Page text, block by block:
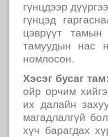
гүнцдээр
гүнцэд
цэврүүт
тамуудын нас
номлосон.
Хэсэг бусаг там:
ойр орчим
их далайн
магадлалгүй
хүч барагдах